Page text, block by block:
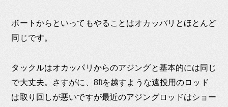
ボートからといってもやることはオカッパリとほとんど
同じです。
タックルはオカッパリからのアジングと基本的には同じ
で大丈夫。さすがに、8ftを越すような遠投用のロッド
は取り回しが悪いですが最近のアジングロッドはショー